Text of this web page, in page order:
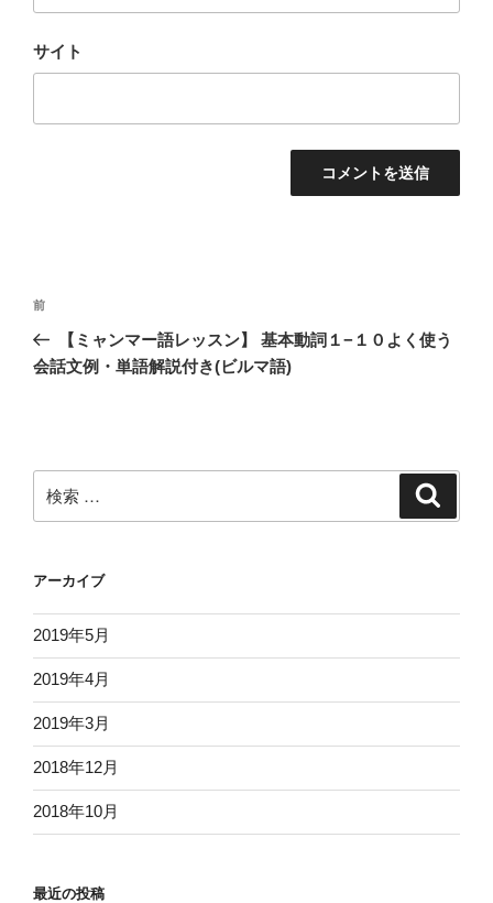
サイト
投
ナ
シ
ョ
過
去
の
前
【ミャンマー語レッスン】 基本動詞１−１０よく使う
会話文例・単語解説付き(ビルマ語)
索:
アーカイブ
2019年5月
2019年4月
2019年3月
2018年12月
2018年10月
最近の投稿